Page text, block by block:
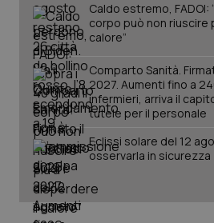
Caldo estremo, FADOI:
corpo può non riuscire
calore”
Comparto Sanità.
2027. Aumenti fino a
infermieri, arriva il
tutele per il personale
Eclissi solare del 12
osservarla in sicurezza
_ga